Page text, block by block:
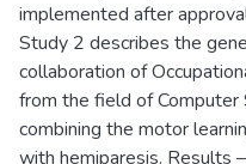
implemented after
Study 2 describes the
collaboration of
from the field of Computer
combining the motor
with hemiparesis. Results